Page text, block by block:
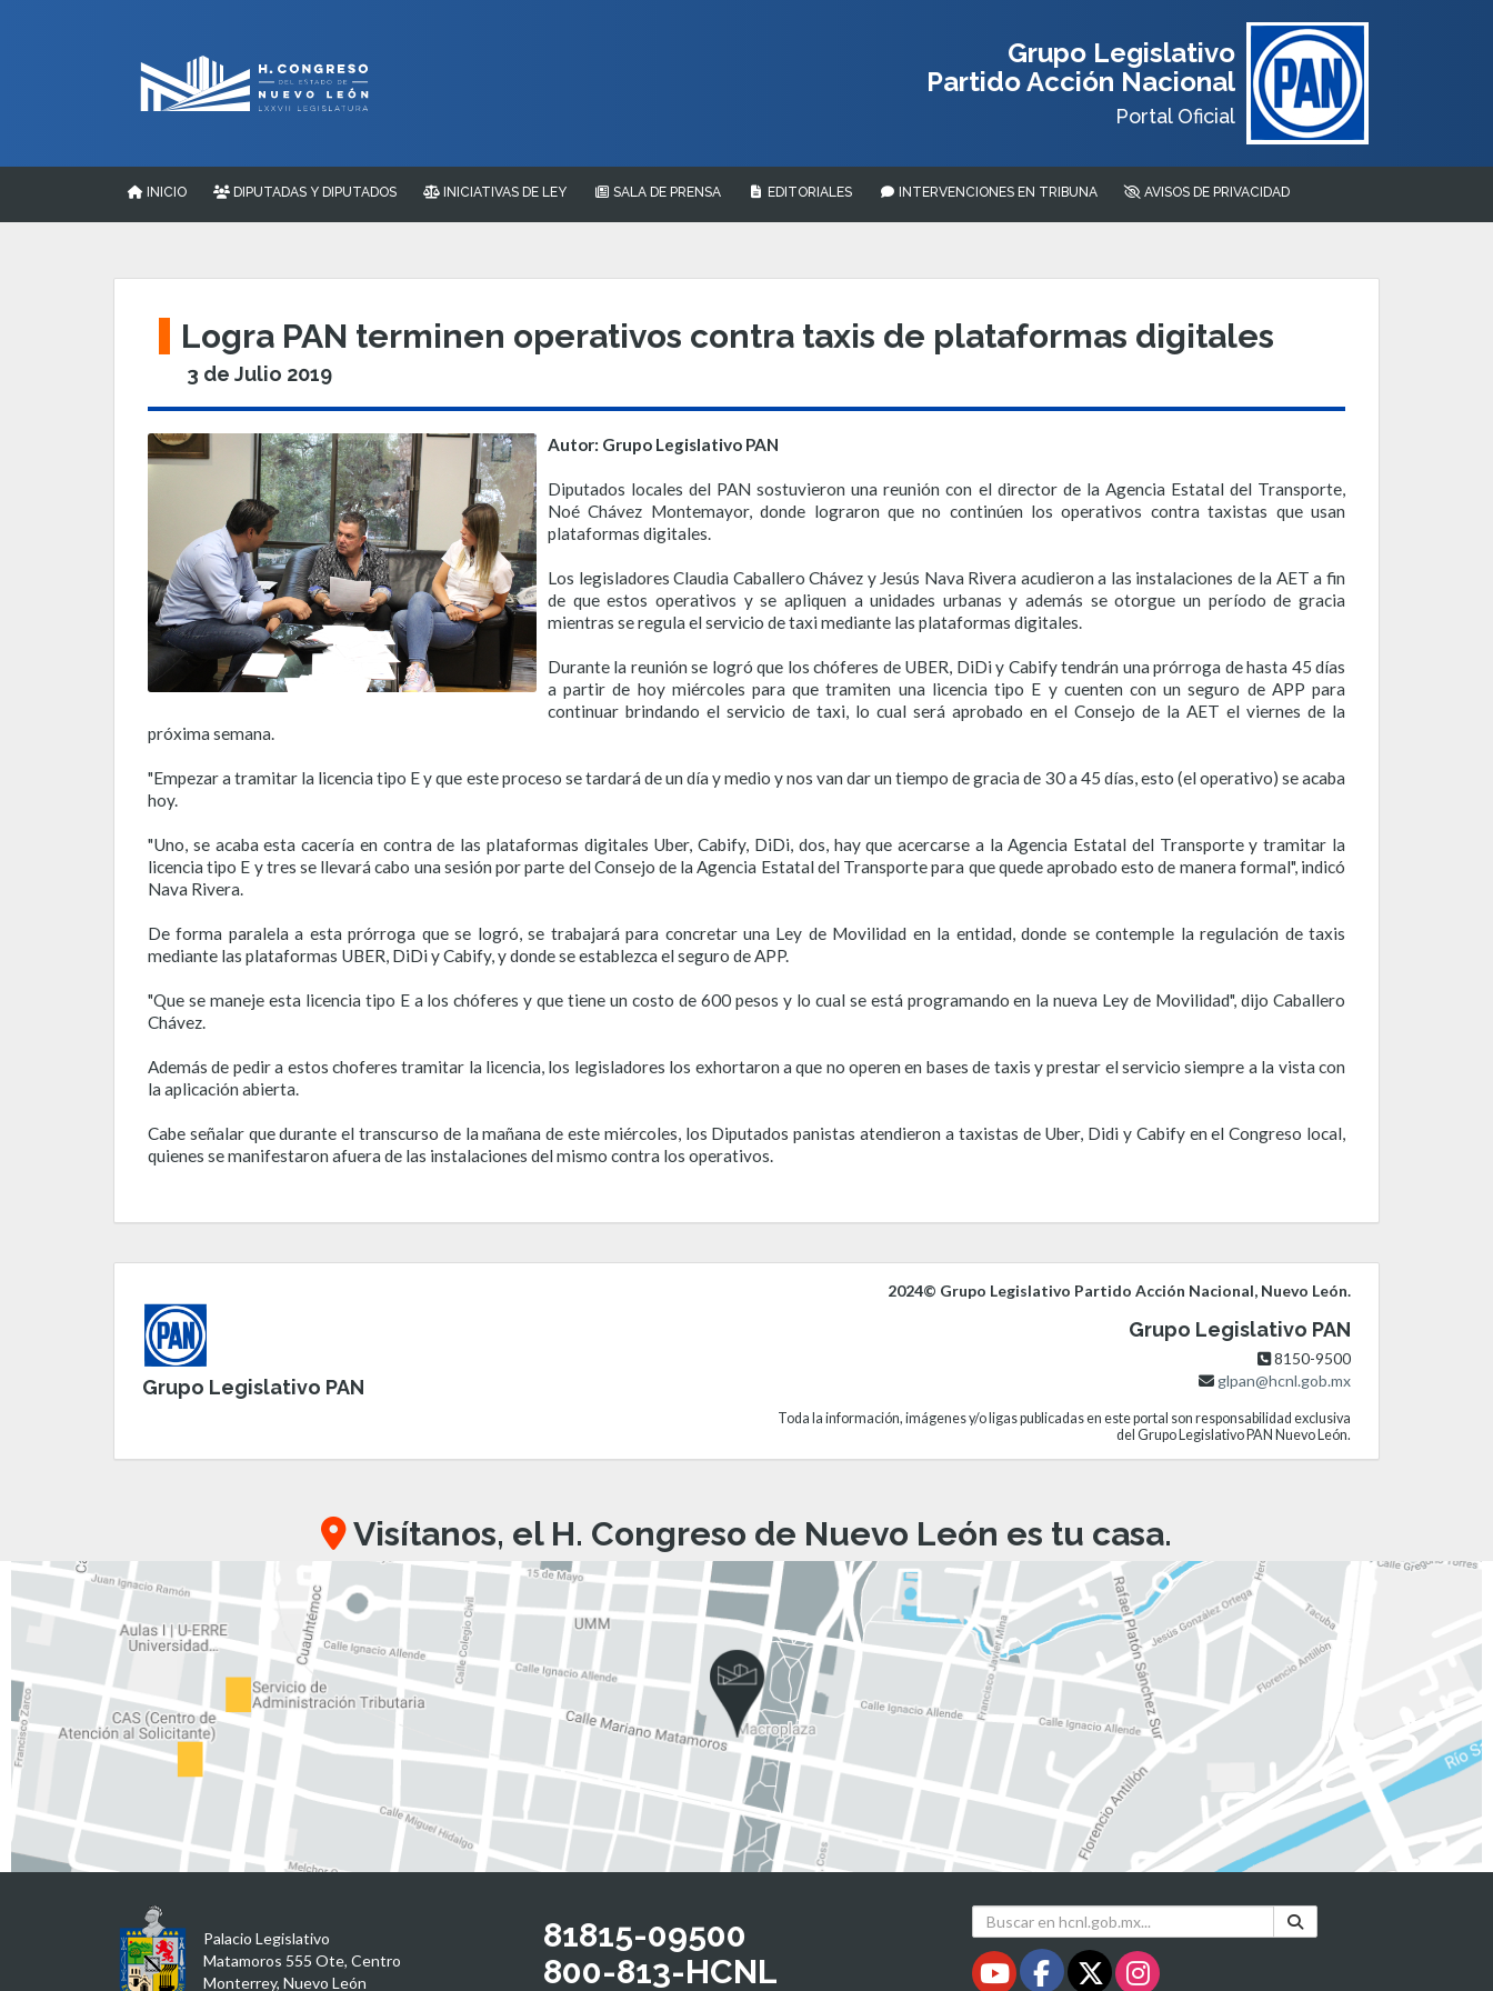
Grupo Legislativo
Partido Acción Nacional
Portal Oficial
INICIO DIPUTADAS Y DIPUTADOS INICIATIVAS DE LEY SALA DE PRENSA EDITORIALES INTERVENCIONES EN TRIBUNA AVISOS DE PRIVACIDAD
Logra PAN terminen operativos contra taxis de plataformas digitales
3 de Julio 2019
Autor: Grupo Legislativo PAN
Diputados locales del PAN sostuvieron una reunión con el director de la Agencia Estatal del Transporte,
Noé Chávez Montemayor, donde lograron que no continúen los operativos contra taxistas que usan
plataformas digitales.
Los legisladores Claudia Caballero Chávez y Jesús Nava Rivera acudieron a las instalaciones de la AET a fin
de que estos operativos y se apliquen a unidades urbanas y además se otorgue un período de gracia
mientras se regula el servicio de taxi mediante las plataformas digitales.
Durante la reunión se logró que los chóferes de UBER, DiDi y Cabify tendrán una prórroga de hasta 45 días
a partir de hoy miércoles para que tramiten una licencia tipo E y cuenten con un seguro de APP para
continuar brindando el servicio de taxi, lo cual será aprobado en el Consejo de la AET el viernes de la
próxima semana.
"Empezar a tramitar la licencia tipo E y que este proceso se tardará de un día y medio y nos van dar un tiempo de gracia de 30 a 45 días, esto (el operativo) se acaba
hoy.
"Uno, se acaba esta cacería en contra de las plataformas digitales Uber, Cabify, DiDi, dos, hay que acercarse a la Agencia Estatal del Transporte y tramitar la
licencia tipo E y tres se llevará cabo una sesión por parte del Consejo de la Agencia Estatal del Transporte para que quede aprobado esto de manera formal", indicó
Nava Rivera.
De forma paralela a esta prórroga que se logró, se trabajará para concretar una Ley de Movilidad en la entidad, donde se contemple la regulación de taxis
mediante las plataformas UBER, DiDi y Cabify, y donde se establezca el seguro de APP.
"Que se maneje esta licencia tipo E a los chóferes y que tiene un costo de 600 pesos y lo cual se está programando en la nueva Ley de Movilidad", dijo Caballero
Chávez.
Además de pedir a estos choferes tramitar la licencia, los legisladores los exhortaron a que no operen en bases de taxis y prestar el servicio siempre a la vista con
la aplicación abierta.
Cabe señalar que durante el transcurso de la mañana de este miércoles, los Diputados panistas atendieron a taxistas de Uber, Didi y Cabify en el Congreso local,
quienes se manifestaron afuera de las instalaciones del mismo contra los operativos.
Grupo Legislativo PAN
2024© Grupo Legislativo Partido Acción Nacional, Nuevo León.
Grupo Legislativo PAN
8150-9500
glpan@hcnl.gob.mx
Toda la información, imágenes y/o ligas publicadas en este portal son responsabilidad exclusiva
del Grupo Legislativo PAN Nuevo León.
Visítanos, el H. Congreso de Nuevo León es tu casa.
Palacio Legislativo
Matamoros 555 Ote, Centro
Monterrey, Nuevo León
81815-09500
800-813-HCNL